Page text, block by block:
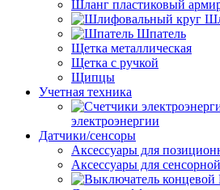
Шланг пластиковый
Шпатель
Щетка металлическая
Щетка с ручкой
Щипцы
Учетная техника
электроэнергии
Датчики/сенсоры
Аксессуары для
Аксессуары для